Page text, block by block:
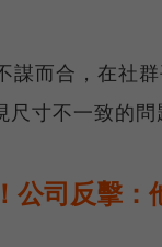
謀而合，在社
寸不一致的問
公司反擊